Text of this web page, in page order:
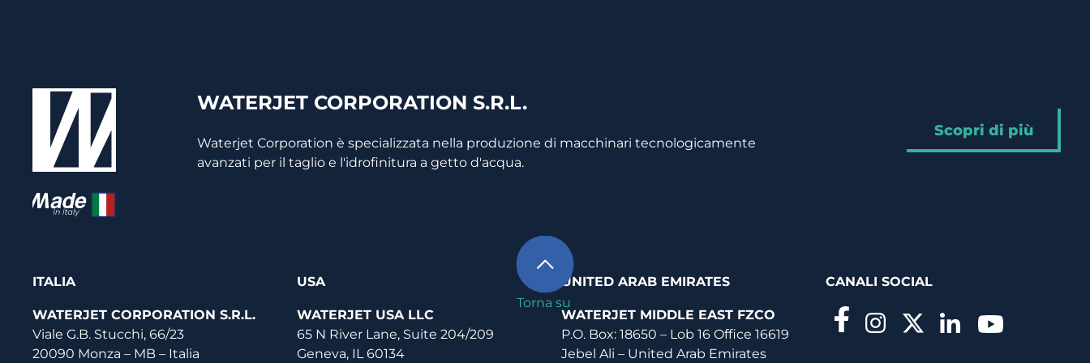
Torna su
WATERJET CORPORATION S.R.L.
Waterjet Corporation è specializzata nella produzione di macchinari tecnologicamente
avanzati per il taglio e l'idrofinitura a getto d'acqua.
Scopri di più
ITALIA
WATERJET CORPORATION S.R.L.
Viale G.B. Stucchi, 66/23
20090 Monza – MB – Italia
USA
WATERJET USA LLC
65 N River Lane, Suite 204/209
Geneva, IL 60134
UNITED ARAB EMIRATES
WATERJET MIDDLE EAST FZCO
P.O. Box: 18650 – Lob 16 Office 16619
Jebel Ali – United Arab Emirates
CANALI SOCIAL